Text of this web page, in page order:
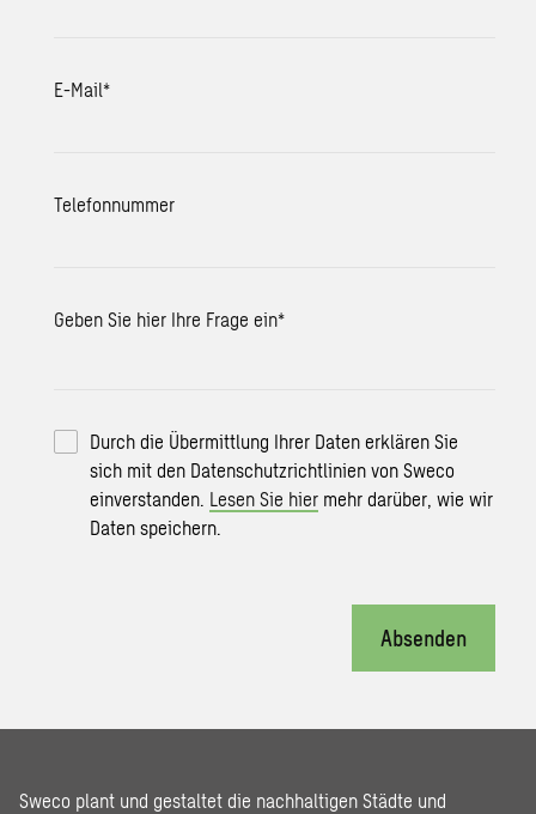
E-Mail*
Telefonnummer
Geben Sie hier Ihre Frage ein*
Durch die Übermittlung Ihrer Daten erklären Sie
sich mit den Datenschutzrichtlinien von Sweco
einverstanden. Lesen Sie hier mehr darüber, wie wir
Daten speichern.
Absenden
Sweco plant und gestaltet die nachhaltigen Städte und